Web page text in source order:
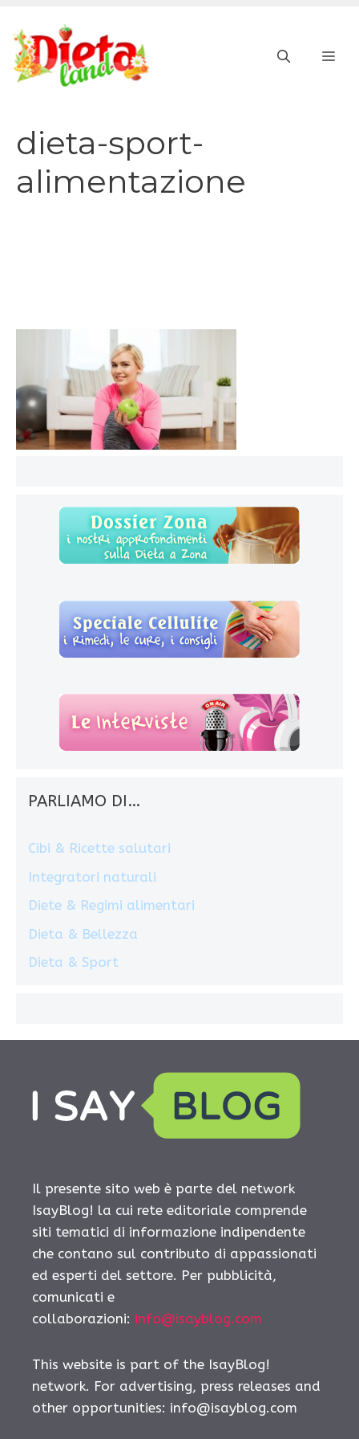
contenuto
dieta-sport-
alimentazione
PARLIAMO DI…
Cibi & Ricette salutari
Integratori naturali
Diete & Regimi alimentari
Dieta & Bellezza
Dieta & Sport
Il presente sito web è parte del network
IsayBlog! la cui rete editoriale comprende
siti tematici di informazione indipendente
che contano sul contributo di appassionati
ed esperti del settore. Per pubblicità,
comunicati e
collaborazioni: info@isayblog.com
This website is part of the IsayBlog!
network. For advertising, press releases and
other opportunities: info@isayblog.com